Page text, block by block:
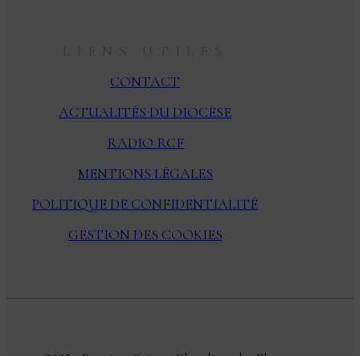
CONTACT
ACTUALITÉS DU DIOCÈSE
RADIO RCF
MENTIONS LÉGALES
POLITIQUE DE CONFIDENTIALITÉ
GESTION DES COOKIES